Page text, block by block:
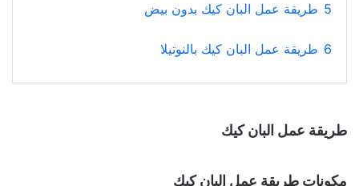
5 طريقة عمل البان كيك بدون بيض
6 طريقة عمل البان كيك بالنوتيلا
طريقة عمل البان كيك
مكونات طريقة عمل البان كيك